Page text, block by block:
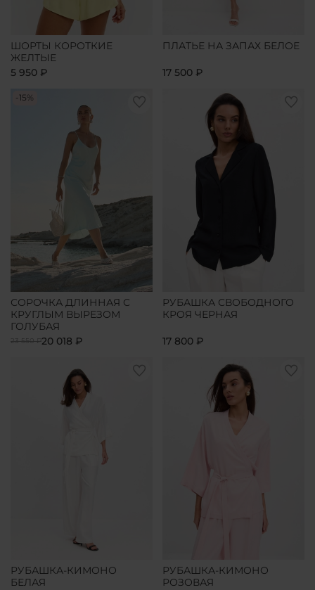
ШОРТЫ КОРОТКИЕ
ЖЕЛТЫЕ
5 950 ₽
ПЛАТЬЕ НА ЗАПАХ БЕЛОЕ
17 500 ₽
-15%
СОРОЧКА ДЛИННАЯ С
КРУГЛЫМ ВЫРЕЗОМ
ГОЛУБАЯ
23 550 ₽20 018 ₽
РУБАШКА СВОБОДНОГО
КРОЯ ЧЕРНАЯ
17 800 ₽
РУБАШКА-КИМОНО
БЕЛАЯ
РУБАШКА-КИМОНО
РОЗОВАЯ